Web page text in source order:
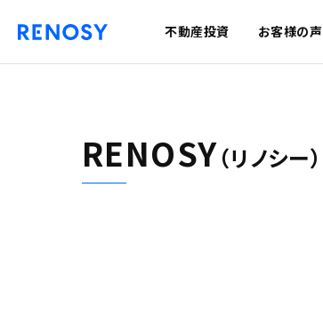
不動産投資 お客様の声
RENOSY（リノシー）